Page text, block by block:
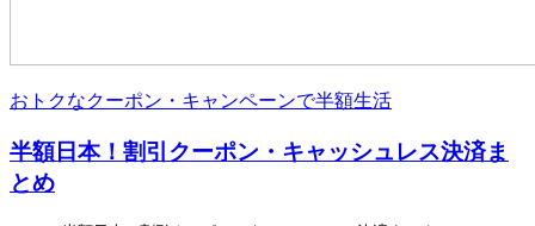
おトクなクーポン・キャンペーンで半額生活
半額日本！割引クーポン・キャッシュレス決済ま
とめ